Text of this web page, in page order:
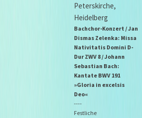
Peterskirche,
Heidelberg
Bachchor-Konzert / Jan
Dismas Zelenka: Missa
Nativitatis Domini D-
Dur ZWV 8 / Johann
Sebastian Bach:
Kantate BWV 191
»Gloria in excelsis
Deo«
----
Festliche